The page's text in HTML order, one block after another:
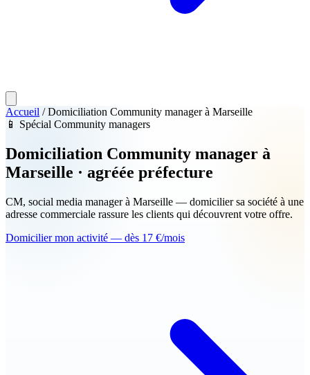
Accueil / Domiciliation Community manager à Marseille
📱
Spécial Community managers
Domiciliation Community manager à
Marseille · agréée préfecture
CM, social media manager à Marseille — domicilier sa société à une
adresse commerciale rassure les clients qui découvrent votre offre.
Domicilier mon activité — dès 17 €/mois